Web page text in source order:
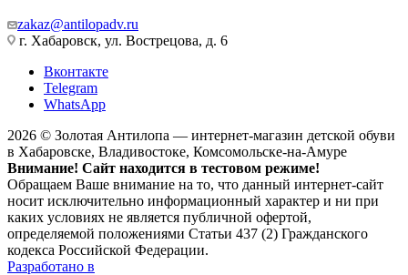
zakaz@antilopadv.ru
г. Хабаровск, ул. Вострецова, д. 6
Вконтакте
Telegram
WhatsApp
2026 © Золотая Антилопа — интернет-магазин детской обуви
в Хабаровске, Владивостоке, Комсомольске-на-Амуре
Внимание! Сайт находится в тестовом режиме!
Обращаем Ваше внимание на то, что данный интернет-сайт
носит исключительно информационный характер и ни при
каких условиях не является публичной офертой,
определяемой положениями Статьи 437 (2) Гражданского
кодекса Российской Федерации.
Разработано в